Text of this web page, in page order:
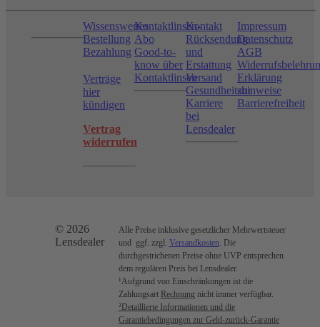
Wissenswertes
Bestellung
Bezahlung
Verträge
hier
kündigen
Vertrag
widerrufen
Kontaktlinsen-
Abo
Good-to-
know über
Kontaktlinsen
Kontakt
Rücksendung
und
Erstattung
Versand
Gesundheitshinweise
Karriere
bei
Lensdealer
Impressum
Datenschutz
AGB
Erklärung
zur
Barrierefreiheit
© 2026
Lensdealer
Alle Preise inklusive gesetzlicher Mehrwertsteuer
und ggf. zzgl. Versandkosten . Die
durchgestrichenen Preise ohne UVP entsprechen
dem regulären Preis bei Lensdealer.
¹Aufgrund von Einschränkungen ist die
Zahlungsart Rechnung nicht immer verfügbar.
²Detaillierte Informationen und die
Garantiebedingungen zur Geld-zurück-Garantie